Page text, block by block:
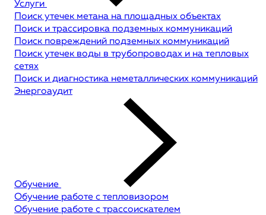
Услуги
Поиск утечек метана на площадных объектах
Поиск и трассировка подземных коммуникаций
Поиск повреждений подземных коммуникаций
Поиск утечек воды в трубопроводах и на тепловых
сетях
Поиск и диагностика неметаллических коммуникаций
Энергоаудит
Обучение
Обучение работе с тепловизором
Обучение работе с трассоискателем